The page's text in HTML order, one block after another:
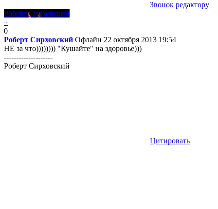
Звонок редактору
Роберт Сирховский
+
0
Роберт Сирховский Офлайн 22 октября 2013 19:54
НЕ за что)))))))) "Кушайте" на здоровье)))
--------------------
Роберт Сирховский
Цитировать